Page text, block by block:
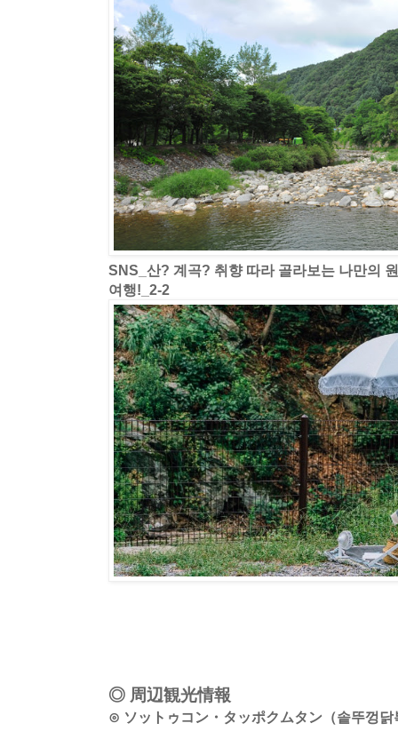
SNS_산? 계곡? 취향 따라 골라보는 나만의
여행!_2-2
◎ 周辺観光情報
⊙ ソットゥコン・タッポクムタン（솥뚜껑닭